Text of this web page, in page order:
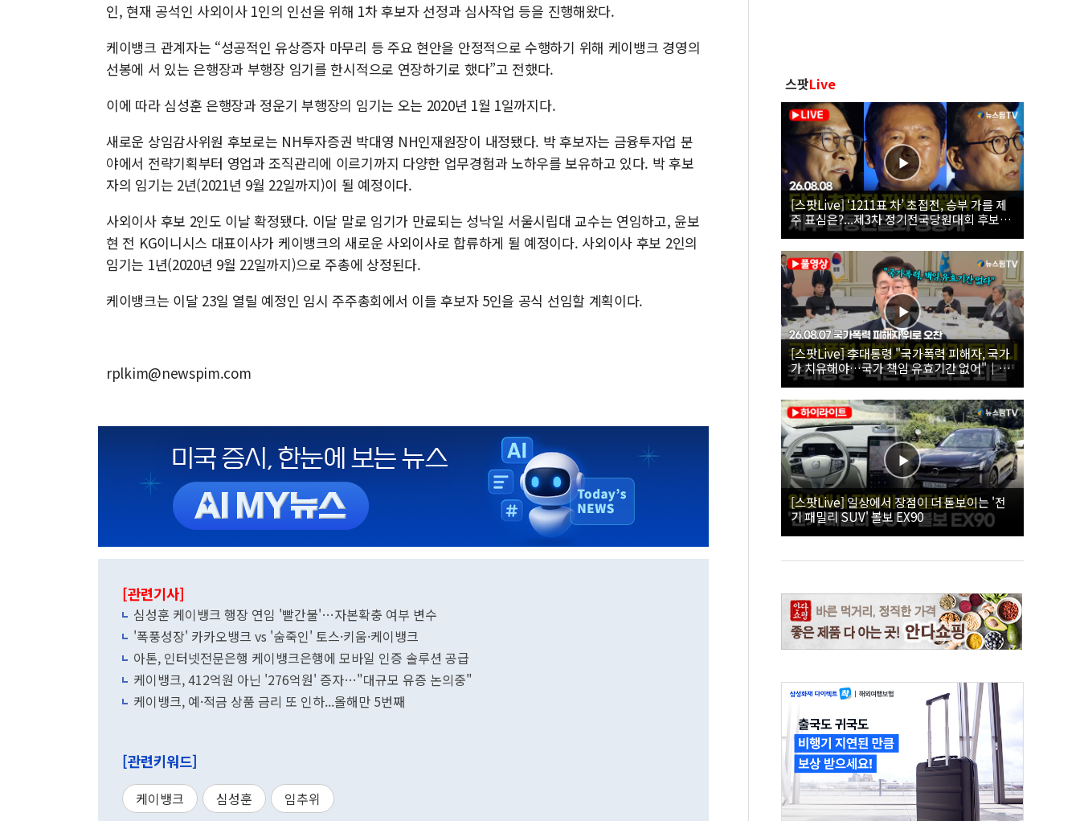
인, 현재 공석인 사외이사 1인의 인선을 위해 1차 후보자 선정과 심사작업 등을 진행해왔다.
케이뱅크 관계자는 “성공적인 유상증자 마무리 등 주요 현안을 안정적으로 수행하기 위해 케이뱅크 경영의
선봉에 서 있는 은행장과 부행장 임기를 한시적으로 연장하기로 했다”고 전했다.
이에 따라 심성훈 은행장과 정운기 부행장의 임기는 오는 2020년 1월 1일까지다.
새로운 상임감사위원 후보로는 NH투자증권 박대영 NH인재원장이 내정됐다. 박 후보자는 금융투자업 분
야에서 전략기획부터 영업과 조직관리에 이르기까지 다양한 업무경험과 노하우를 보유하고 있다. 박 후보
자의 임기는 2년(2021년 9월 22일까지)이 될 예정이다.
사외이사 후보 2인도 이날 확정됐다. 이달 말로 임기가 만료되는 성낙일 서울시립대 교수는 연임하고, 윤보
현 전 KG이니시스 대표이사가 케이뱅크의 새로운 사외이사로 합류하게 될 예정이다. 사외이사 후보 2인의
임기는 1년(2020년 9월 22일까지)으로 주총에 상정된다.
케이뱅크는 이달 23일 열릴 예정인 임시 주주총회에서 이들 후보자 5인을 공식 선임할 계획이다.
rplkim@newspim.com
[관련기사]
심성훈 케이뱅크 행장 연임 '빨간불'…자본확충 여부 변수
'폭풍성장' 카카오뱅크 vs '숨죽인' 토스·키움·케이뱅크
아톤, 인터넷전문은행 케이뱅크은행에 모바일 인증 솔루션 공급
케이뱅크, 412억원 아닌 '276억원' 증자…"대규모 유증 논의중"
케이뱅크, 예·적금 상품 금리 또 인하...올해만 5번째
[관련키워드]
케이뱅크 심성훈 임추위
스팟Live
[스팟Live] ‘1211표 차’ 초접전, 승부 가를 제
주 표심은?...제3차 정기전국당원대회 후보자
제주 합동연설회 생중계 | 26.08.08
[스팟Live] 李대통령 "국가폭력 피해자, 국가
가 치유해야…국가 책임 유효기간 없어"｜
26.08.07 국가폭력 피해자 위로 오찬
[스팟Live] 일상에서 장점이 더 돋보이는 '전
기 패밀리 SUV' 볼보 EX90